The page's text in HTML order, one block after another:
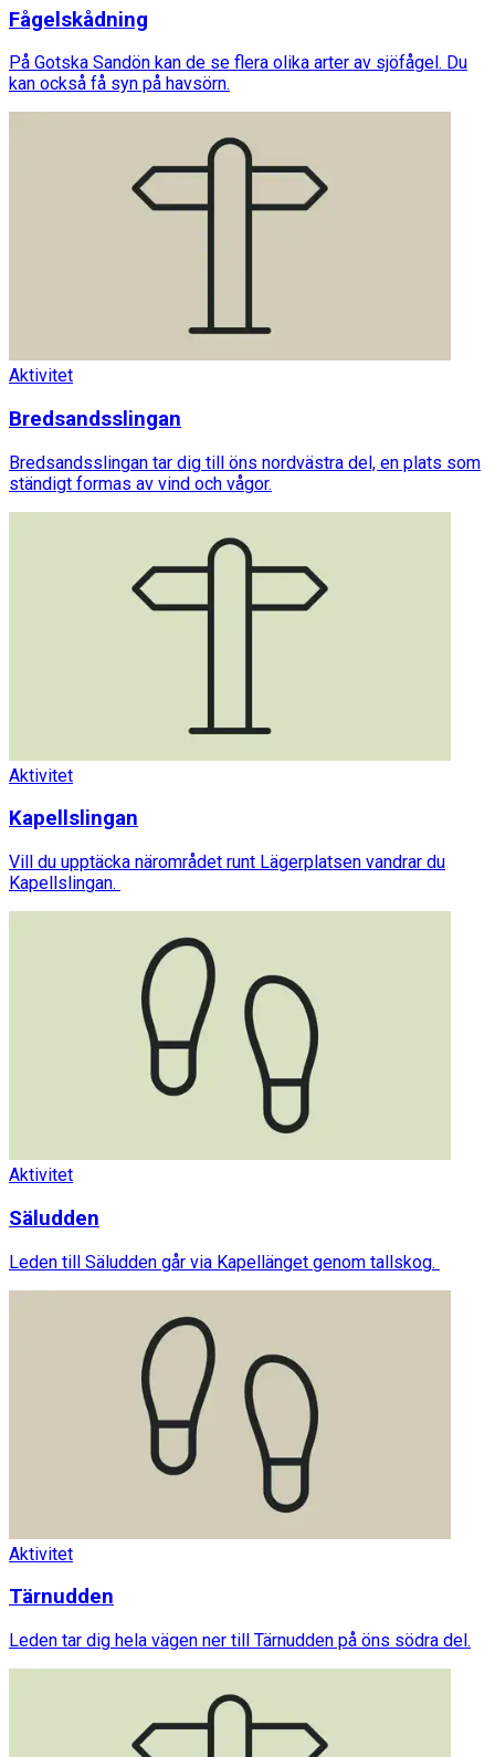
Fågelskådning
På Gotska Sandön kan de se flera olika arter av sjöfågel. Du
kan också få syn på havsörn.
Aktivitet
Bredsandsslingan
Bredsandsslingan tar dig till öns nordvästra del, en plats som
ständigt formas av vind och vågor.
Aktivitet
Kapellslingan
Vill du upptäcka närområdet runt Lägerplatsen vandrar du
Kapellslingan.
Aktivitet
Säludden
Leden till Säludden går via Kapellänget genom tallskog.
Aktivitet
Tärnudden
Leden tar dig hela vägen ner till Tärnudden på öns södra del.